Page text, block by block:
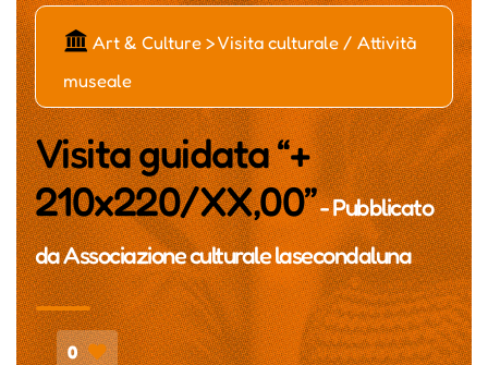
Č Art & Culture > Visita culturale / Attività
museale
Visita guidata “+
210x220/XX,00”- Pubblicato
daAssociazione culturale lasecondaluna
0